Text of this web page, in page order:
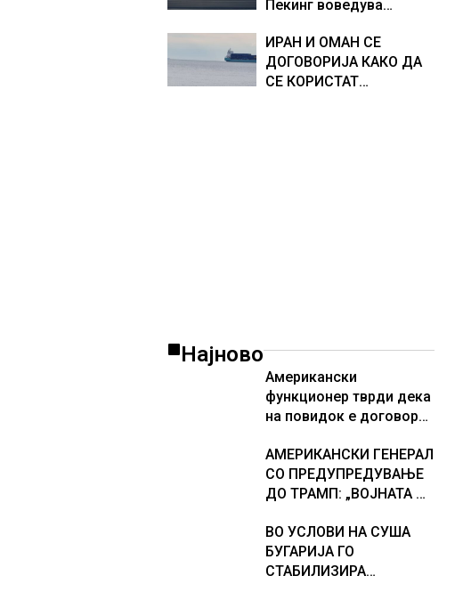
мегават час
Пекинг воведува
американски компании
и организации
ИРАН И ОМАН СЕ
ДОГОВОРИЈА КАКО ДА
СЕ КОРИСТАТ
Најново
Американски
функционер тврди дека
на повидок е договор
АМЕРИКАНСКИ ГЕНЕРАЛ
СО ПРЕДУПРЕДУВАЊЕ
ДО ТРАМП: „ВОЈНАТА НЕ
ВО УСЛОВИ НА СУША
БУГАРИЈА ГО
СТАБИЛИЗИРА